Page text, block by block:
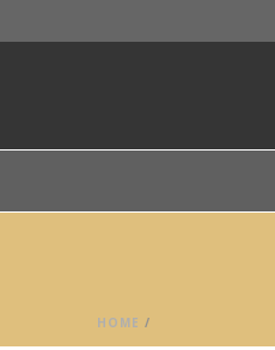
HOME /